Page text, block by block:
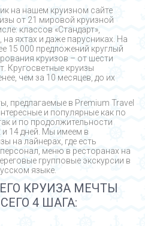
на нашем круизном сайте
от 21 мировой круизной
классов «Стандарт»,
на яхтах и даже парусниках. На
15 000 предложений круглый
круизов – от шести
Кругосветные круизы
чем за 10 месяцев, до их
предлагаемые в Premium Travel
и популярные как по
и по продолжительности
и 14 дней. Мы имеем в
на лайнерах, где есть
меню в ресторанах на
групповые экскурсии в
языке.
КРУИЗА МЕЧТЫ
4 ШАГА: